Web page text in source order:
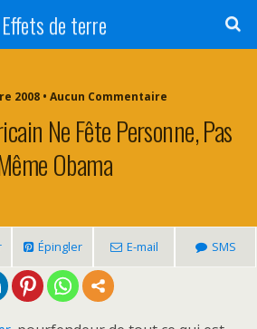
Effets de terre
2008 • Aucun Commentaire
Ne Fête Personne, Pas
Obama
Épingler E-mail SMS